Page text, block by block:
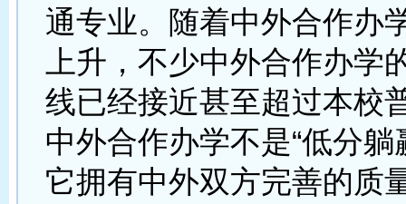
通专业。随着中外合作办
上升，不少中外合作办学
线已经接近甚至超过本校
中外合作办学不是“低分躺
它拥有中外双方完善的质